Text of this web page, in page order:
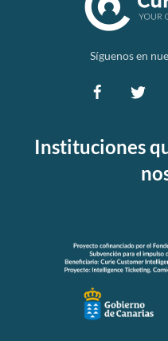
Síguenos en
Instituciones